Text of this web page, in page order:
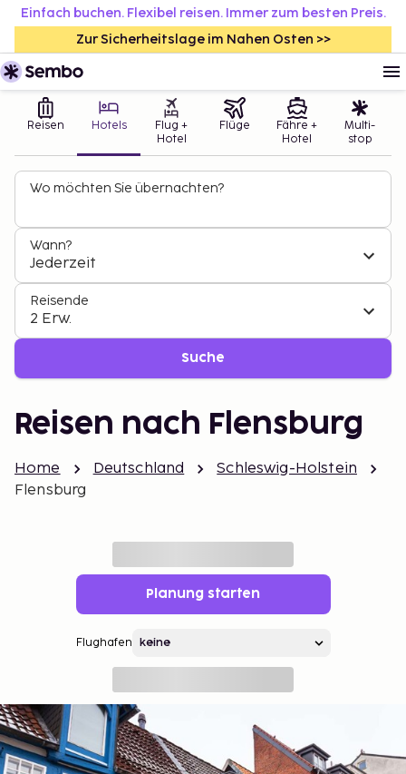
Einfach buchen. Flexibel reisen. Immer zum besten Preis.
Zur Sicherheitslage im Nahen Osten >>
Reisen Hotels
Flug +
Hotel
Flüge
Fähre +
Hotel
Multi-
stop
Wo möchten Sie übernachten?
Wann?
Jederzeit
Reisende
2 Erw.
Suche
Reisen nach Flensburg
Home Deutschland
Schleswig-Holstein
Flensburg
Planung starten
Flughafen